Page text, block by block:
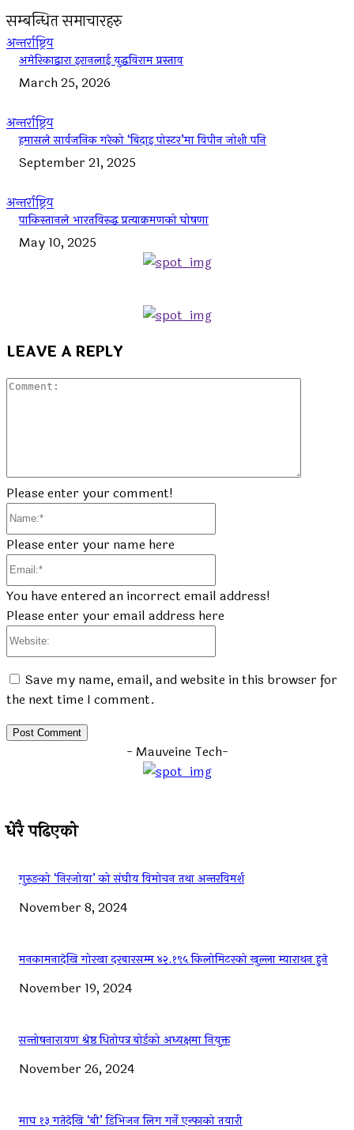
सम्बन्धित समाचारहरु
अन्तर्राष्ट्रिय
अमेरिकाद्वारा इरानलाई युद्धविराम प्रस्ताव
March 25, 2026
अन्तर्राष्ट्रिय
हमासले सार्वजनिक गरेको ‘बिदाइ पोस्टर’मा विपीन जोशी पनि
September 21, 2025
अन्तर्राष्ट्रिय
पाकिस्तानले भारतविरुद्ध प्रत्याक्रमणको घोषणा
May 10, 2025
LEAVE A REPLY
Please enter your comment!
Please enter your name here
You have entered an incorrect email address!
Please enter your email address here
Save my name, email, and website in this browser for
the next time I comment.
- Mauveine Tech-
धेरै पढिएको
गुरुङको ‘निरजोया’ को संघीय विमोचन तथा अन्तरविमर्श
November 8, 2024
मनकामनादेखि गोरखा दरबारसम्म ४२.१९५ किलोमिटरको खुल्ला म्याराथन हुने
November 19, 2024
सन्तोषनारायण श्रेष्ठ धितोपत्र बोर्डको अध्यक्षमा नियुक्त
November 26, 2024
माघ १३ गतेदेखि ‘बी’ डिभिजन लिग गर्ने एन्फाको तयारी